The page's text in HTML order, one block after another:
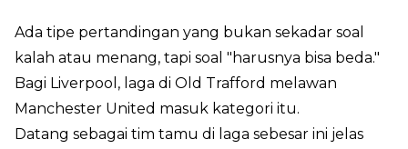
Ada tipe pertandingan yang bukan sekadar soal
kalah atau menang, tapi soal "harusnya bisa beda."
Bagi Liverpool, laga di Old Trafford melawan
Manchester United masuk kategori itu.
Datang sebagai tim tamu di laga sebesar ini jelas